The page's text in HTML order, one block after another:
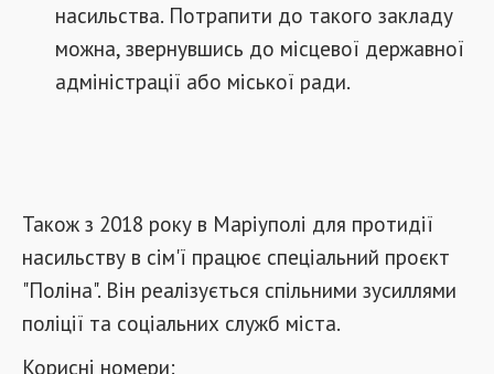
насильства. Потрапити до такого закладу
можна, звернувшись до місцевої державної
адміністрації або міської ради.
Також з 2018 року в Маріуполі для протидії
насильству в сім'ї працює спеціальний проєкт
"Поліна". Він реалізується спільними зусиллями
поліції та соціальних служб міста.
Корисні номери: